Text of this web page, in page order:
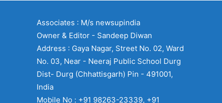
Associates : M/s newsupindia
Owner & Editor - Sandeep Diwan
Address : Gaya Nagar, Street No. 02, Ward
No. 03, Near - Neeraj Public School Durg
Dist- Durg (Chhattisgarh) Pin - 491001,
India
Mobile No : +91 98263-23339, +91